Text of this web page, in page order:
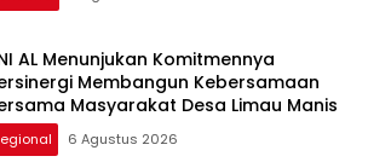
AL Menunjukan Komitmennya
Membangun Kebersamaan
Masyarakat Desa Limau Manis
6 Agustus 2026